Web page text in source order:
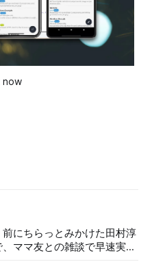
now
にちらっとみかけた田村淳
ママ友との雑談で早速実践